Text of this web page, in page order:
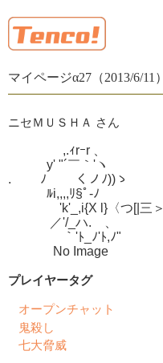
マイページα27（2013/6/11）
ニセＭＵＳＨＡ さん
,.ｨrｰr 、
y' "´￣｀'ヽ
.　　 ﾉ　　 くノﾉ))ゝ
ﾙi,,,,ﾘ§ﾟ-ﾉ
'k'_,i{X l}〈つ[|三＞
／'/_ハ.ゝ、
｀'ﾄ_ﾉ'ﾄ,ﾉ"
No Image
プレイヤータグ
オープンチャット
鬼殺し
七大脅威